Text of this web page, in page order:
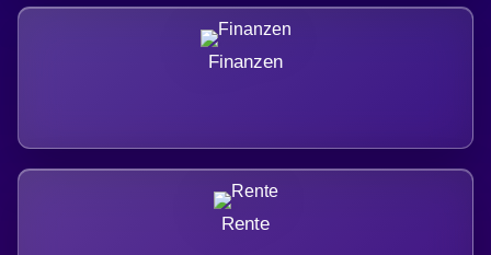
Finanzen
Rente